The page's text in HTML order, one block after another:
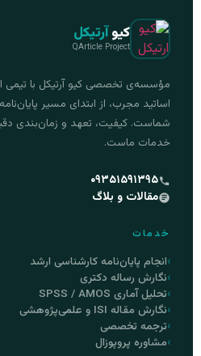
کیوآرتیکل
QArticle Project
مؤسسه‌ی تخصصی کیو آرتیکل با تیمی
اساتید مجرب، از ابتدای مسیر
شماست. کیفیت، تعهد و زمان‌بندی
خدمات ماست.
۰۹۳۵۱۵۹۱۳۹۵
مقالات و بلاگ
خدمات
انجام پایان‌نامه کارشناسی ارشد
نگارش رساله دکتری
تحلیل آماری SPSS / AMOS
نگارش مقاله ISI و علمی‌پژوهشی
ترجمه تخصصی
مشاوره پروپوزال